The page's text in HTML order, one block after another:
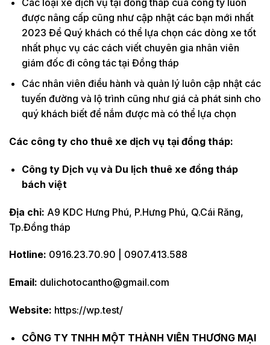
được nâng cấp cũng như cập nhật các bạn mới nhất
2023 Để Quý khách có thể lựa chọn các dòng xe tốt
nhất phục vụ các cách viết chuyên gia nhân viên
giám đốc đi công tác tại Đồng tháp
Các nhân viên điều hành và quản lý luôn cập nhật các
tuyến đường và lộ trình cũng như giá cả phát sinh cho
quý khách biết để nắm được mà có thể lựa chọn
Các công ty cho thuê xe dịch vụ tại đồng tháp:
Công ty Dịch vụ và Du lịch thuê xe đồng tháp
bách việt
Địa chỉ: A9 KDC Hưng Phú, P.Hưng Phú, Q.Cái Răng,
Tp.Đồng tháp
Hotline: 0916.23.70.90 | 0907.413.588
Email: dulichotocantho@gmail.com
Website: https://wp.test/
CÔNG TY TNHH MỘT THÀNH VIÊN THƯƠNG MẠI